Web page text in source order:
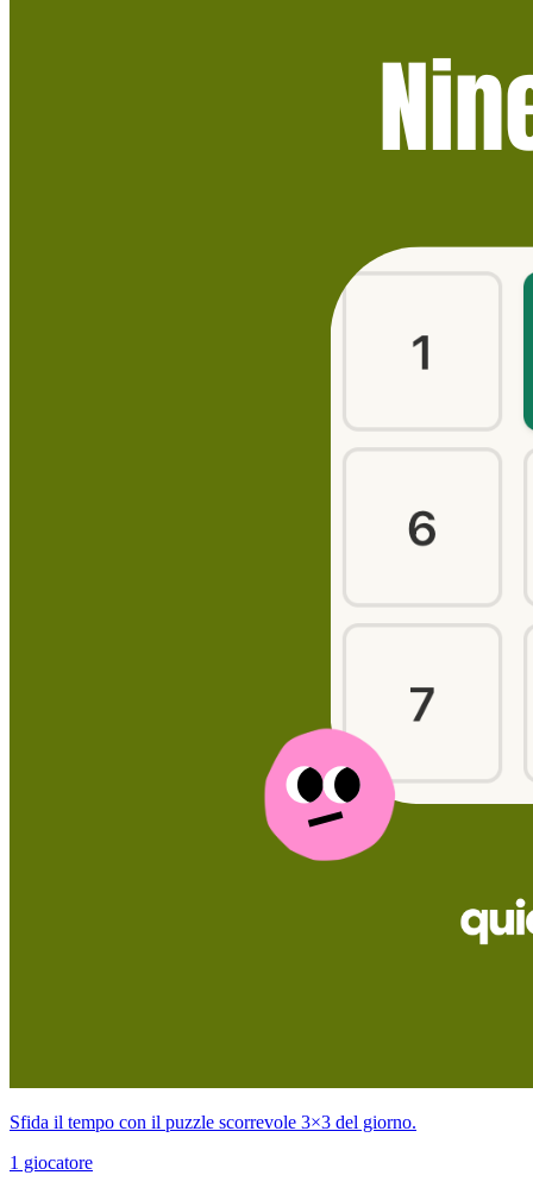
Sfida il tempo con il puzzle scorrevole 3×3 del giorno.
1 giocatore